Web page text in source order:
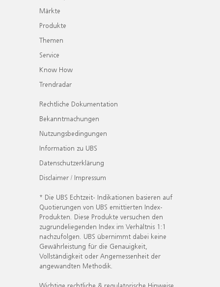
Märkte
Produkte
Themen
Service
Know How
Trendradar
Rechtliche Dokumentation
Bekanntmachungen
Nutzungsbedingungen
Information zu UBS
Datenschutzerklärung
Disclaimer / Impressum
* Die UBS Echtzeit- Indikationen basieren auf
Quotierungen von UBS emittierten Index-
Produkten. Diese Produkte versuchen den
zugrundeliegenden Index im Verhältnis 1:1
nachzufolgen. UBS übernimmt dabei keine
Gewährleistung für die Genauigkeit,
Vollständigkeit oder Angemessenheit der
angewandten Methodik.